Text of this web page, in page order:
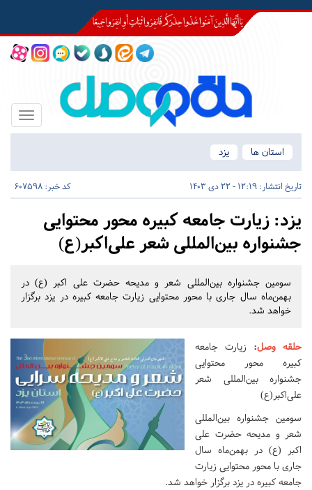
Toggle
استان ها
یزد
تاریخ انتشار: 12:19 - 22 دی 1403 کد خبر: 607598
یزد: زیارت جامعه کبیره محور محتوایی
جشنواره بین‌المللی شعر علی‌اکبر(ع)
سومین جشنواره بین‌المللی شعر و مدیحه حضرت علی اکبر (ع) در
بهمن‌ماه سال جاری با محور محتوایی زیارت جامعه کبیره در یزد برگزار
خواهد شد.
حلقه وصل: زیارت جامعه
کبیره محور محتوایی
جشنواره بین‌المللی شعر
علی‌اکبر(ع)
سومین جشنواره بین‌المللی
شعر و مدیحه حضرت علی
اکبر (ع) در بهمن‌ماه سال
جاری با محور محتوایی زیارت
جامعه کبیره در یزد برگزار خواهد شد.